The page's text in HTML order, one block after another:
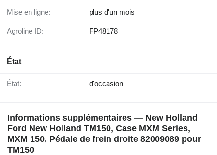
Mise en ligne: plus d'un mois
Agroline ID: FP48178
État
État: d'occasion
Informations supplémentaires — New Holland
Ford New Holland TM150, Case MXM Series,
MXM 150, Pédale de frein droite 82009089 pour
TM150